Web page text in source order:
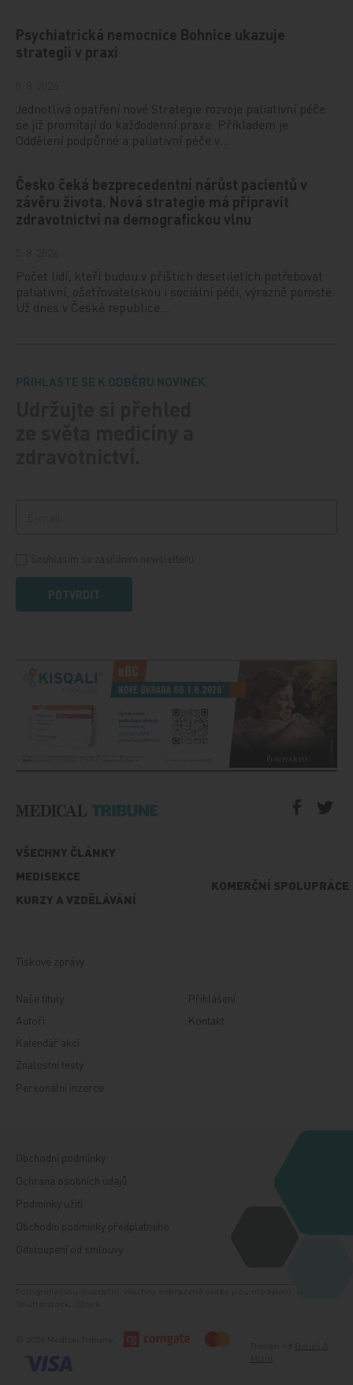
Psychiatrická nemocnice Bohnice ukazuje
strategii v praxi
Jednotlivá opatření nové Strategie rozvoje paliativní péče
se již promítají do každodenní praxe. Příkladem je
Oddělení podpůrné a paliativní péče v…
Česko čeká bezprecedentní nárůst pacientů v
závěru života. Nová strategie má připravit
zdravotnictví na demografickou vlnu
Počet lidí, kteří budou v příštích desetiletích potřebovat
paliativní, ošetřovatelskou i sociální péči, výrazně poroste.
Už dnes v České republice…
PŘIHLASTE SE K ODBĚRU NOVINEK.
POTVRDIT
VŠECHNY ČLÁNKY
MEDISEKCE
KURZY A VZDĚLÁVÁNÍ
KOMERČNÍ SPOLUPRÁCE
Tiskové zprávy
Naše tituly
Autoři
Kalendář akcí
Znalostní testy
Personální inzerce
Přihlášení
Kontakt
Obchodní podmínky
Ochrana osobních údajů
Podmínky užití
Obchodní podmínky předplatného
Odstoupení od smlouvy